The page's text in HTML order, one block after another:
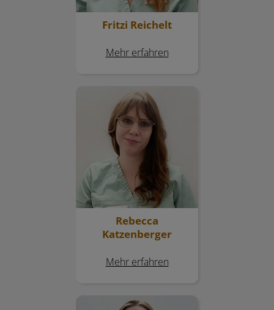
Fritzi Reichelt
Mehr erfahren
Rebecca
Katzenberger
Rebecca Katzenberger
Mehr erfahren
Elisa Postl